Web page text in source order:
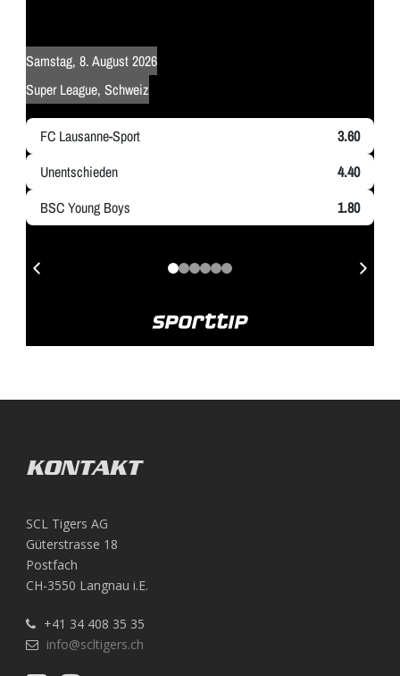
KONTAKT
SCL Tigers AG
Güterstrasse 18
Postfach
CH-3550 Langnau i.E.
+41 34 408 35 35
info@scltigers.ch